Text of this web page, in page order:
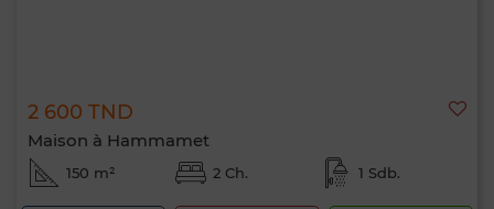
2 600 TND
Maison à Hammamet
150 m² 2 Ch. 1 Sdb.